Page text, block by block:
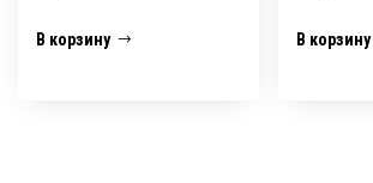
В корзину В корзину